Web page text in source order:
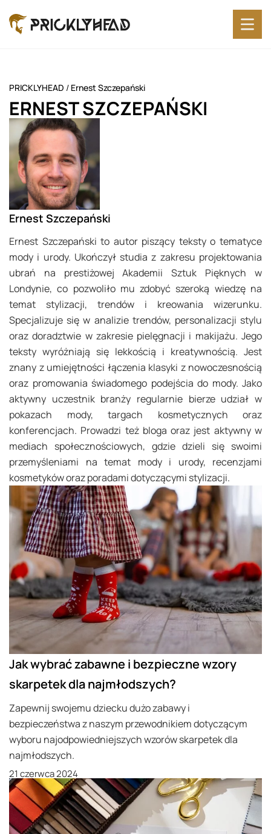
PRICKLYHEAD / Ernest Szczepański
ERNEST SZCZEPAŃSKI
Ernest Szczepański
Ernest Szczepański to autor piszący teksty o tematyce
mody i urody. Ukończył studia z zakresu projektowania
ubrań na prestiżowej Akademii Sztuk Pięknych w
Londynie, co pozwoliło mu zdobyć szeroką wiedzę na
temat stylizacji, trendów i kreowania wizerunku.
Specjalizuje się w analizie trendów, personalizacji stylu
oraz doradztwie w zakresie pielęgnacji i makijażu. Jego
teksty wyróżniają się lekkością i kreatywnością. Jest
znany z umiejętności łączenia klasyki z nowoczesnością
oraz promowania świadomego podejścia do mody. Jako
aktywny uczestnik branży regularnie bierze udział w
pokazach mody, targach kosmetycznych oraz
konferencjach. Prowadzi też bloga oraz jest aktywny w
mediach społecznościowych, gdzie dzieli się swoimi
przemyśleniami na temat mody i urody, recenzjami
kosmetyków oraz poradami dotyczącymi stylizacji.
Jak wybrać zabawne i bezpieczne wzory
skarpetek dla najmłodszych?
Zapewnij swojemu dziecku dużo zabawy i
bezpieczeństwa z naszym przewodnikiem dotyczącym
wyboru najodpowiedniejszych wzorów skarpetek dla
najmłodszych.
21 czerwca 2024